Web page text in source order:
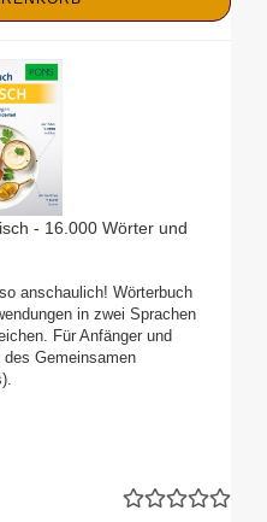
- 16.000 Wörter und
anschaulich! Wörterbuch
in zwei Sprachen
Für Anfänger und
des Gemeinsamen